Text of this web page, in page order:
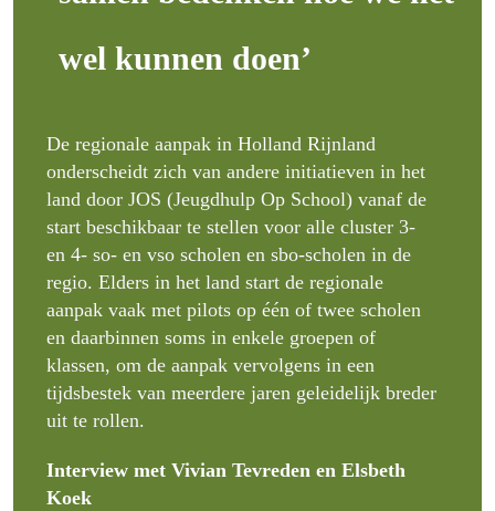
wel kunnen doen’
De regionale aanpak in Holland Rijnland
onderscheidt zich van andere initiatieven in het
land door JOS (Jeugdhulp Op School) vanaf de
start beschikbaar te stellen voor alle cluster 3-
en 4- so- en vso scholen en sbo-scholen in de
regio. Elders in het land start de regionale
aanpak vaak met pilots op één of twee scholen
en daarbinnen soms in enkele groepen of
klassen, om de aanpak vervolgens in een
tijdsbestek van meerdere jaren geleidelijk breder
uit te rollen.
Interview met Vivian Tevreden en Elsbeth
Koek